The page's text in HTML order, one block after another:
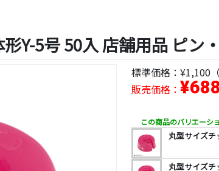
Y-5号 50入 店舗用品 ピン
標準価格： ¥1,100
販売価格： ¥688
この商品のバリエーシ
丸型サイズチ
丸型サイズチ